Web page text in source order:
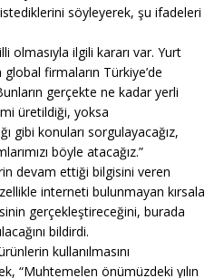
söyleyerek, şu ifadeleri
olmasıyla ilgili kararı var. Yurt
firmaların Türkiye’de
gerçekte ne kadar yerli
üretildiği, yoksa
gibi konuları sorgulayacağız,
böyle atacağız.”
devam ettiği bilgisini veren
interneti bulunmayan kırsala
gerçekleştireceğini, burada
bildirdi.
kullanılmasını
“Muhtemelen önümüzdeki yılın